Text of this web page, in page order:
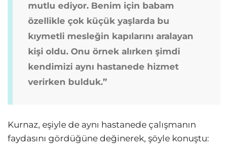
mutlu ediyor. Benim için babam
özellikle çok küçük yaşlarda bu
kıymetli mesleğin kapılarını aralayan
kişi oldu. Onu örnek alırken şimdi
kendimizi aynı hastanede hizmet
verirken bulduk.”
Kurnaz, eşiyle de aynı hastanede çalışmanın
faydasını gördüğüne değinerek, şöyle konuştu: